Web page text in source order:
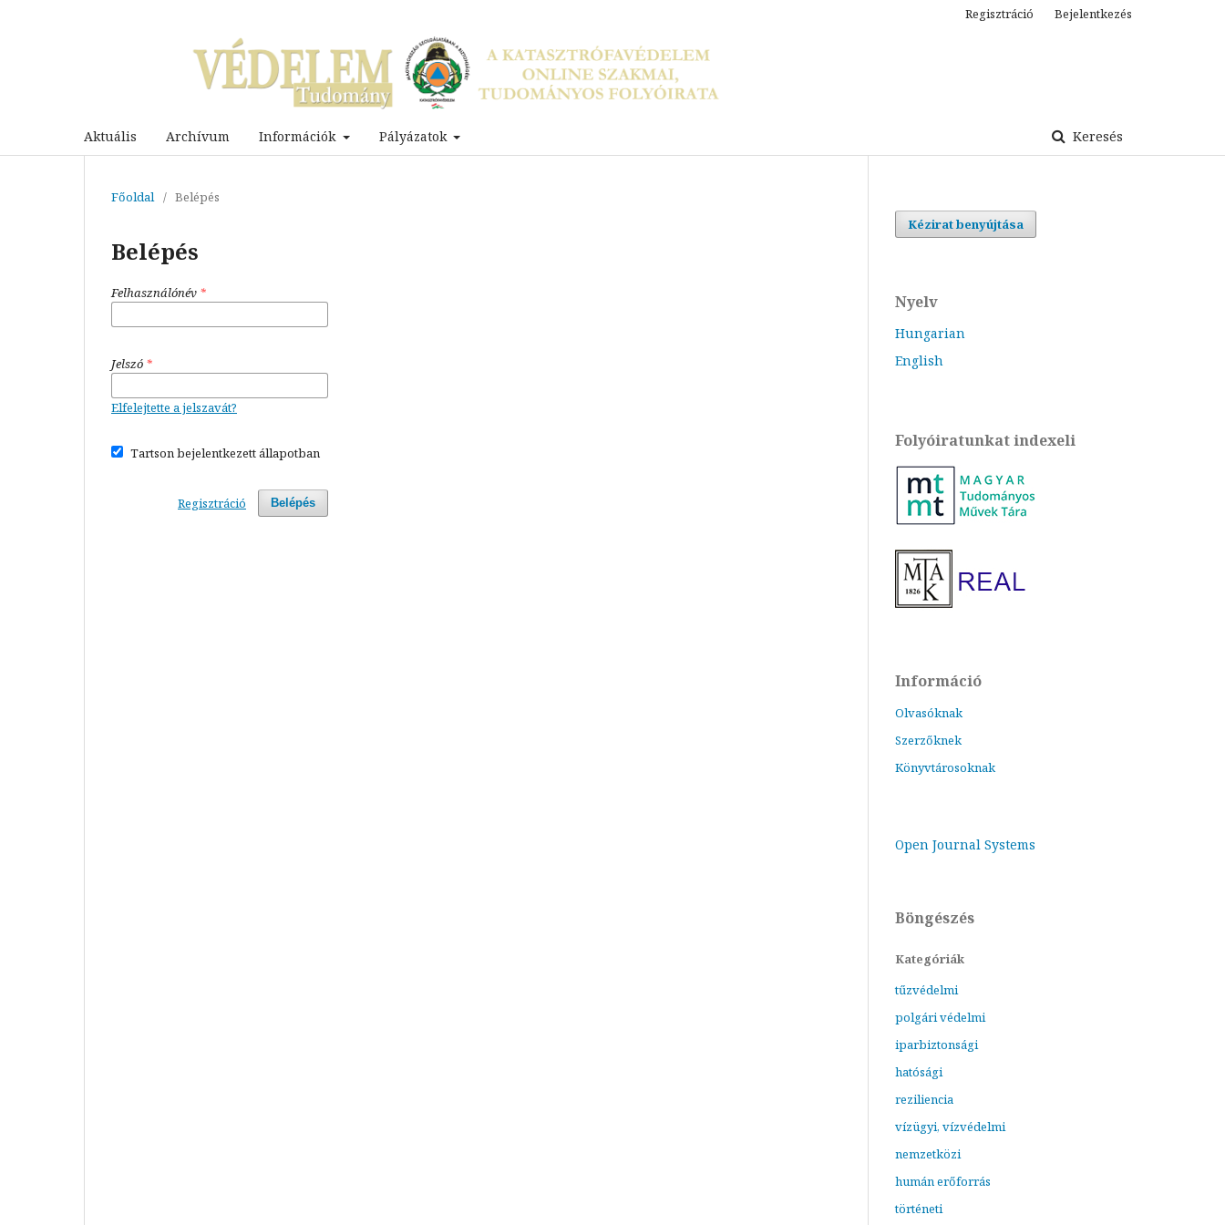
Aktuális Archívum Információk Pályázatok Keresés
Regisztráció Bejelentkezés
Főoldal / Belépés
Belépés
Felhasználónév *
Jelszó *
Elfelejtette a jelszavát?
Tartson bejelentkezett állapotban
Belépés
Regisztráció
Kézirat benyújtása
Nyelv
Hungarian
English
Folyóiratunkat indexeli
Információ
Olvasóknak
Szerzőknek
Könyvtárosoknak
Open Journal Systems
Böngészés
Kategóriák
tűzvédelmi
polgári védelmi
iparbiztonsági
hatósági
reziliencia
vízügyi, vízvédelmi
nemzetközi
humán erőforrás
történeti